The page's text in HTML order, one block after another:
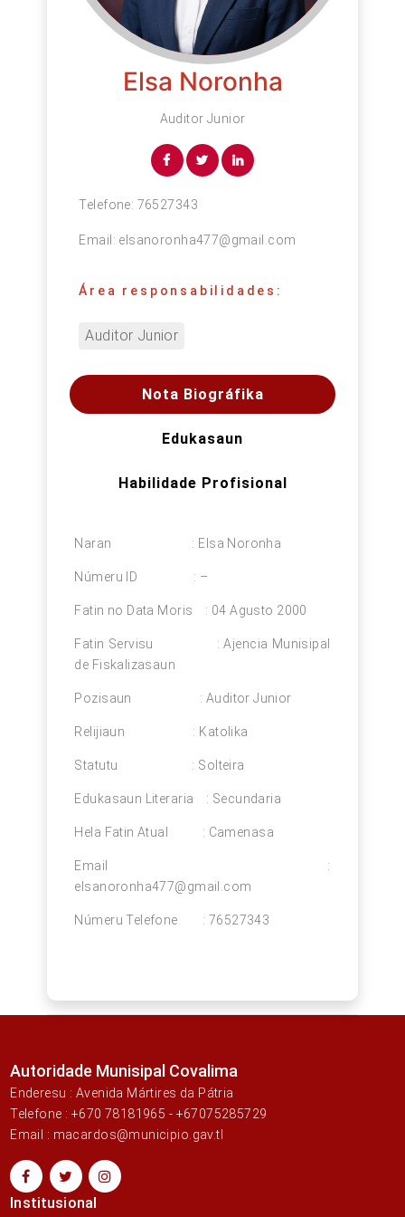
Elsa Noronha
Auditor Junior
Telefone: 76527343
Email: elsanoronha477@gmail.com
Área responsabilidades:
Auditor Junior
Nota Biográfika
Edukasaun
Habilidade Profisional
Naran : Elsa Noronha
Númeru ID : –
Fatin no Data Moris : 04 Agusto 2000
Fatin Servisu : Ajencia Munisipal
de Fiskalizasaun
Pozisaun : Auditor Junior
Relijiaun : Katolika
Statutu : Solteira
Edukasaun Literaria : Secundaria
Hela Fatin Atual : Camenasa
Email :
elsanoronha477@gmail.com
Númeru Telefone : 76527343
Autoridade Munisipal Covalima
Enderesu : Avenida Mártires da Pátria
Telefone : +670 78181965 - +67075285729
Email : macardos@municipio.gav.tl
Institusional